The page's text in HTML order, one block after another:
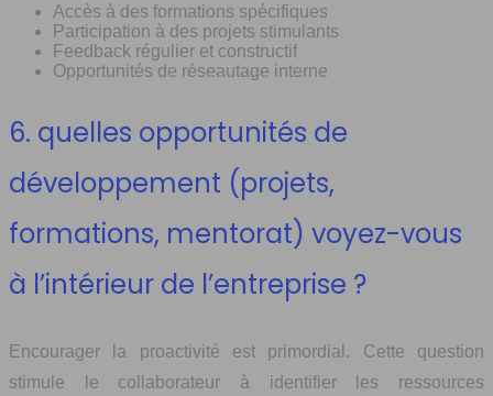
Accès à des formations spécifiques
Participation à des projets stimulants
Feedback régulier et constructif
Opportunités de réseautage interne
6. quelles opportunités de
développement (projets,
formations, mentorat) voyez-vous
à l’intérieur de l’entreprise ?
Encourager la proactivité est primordial. Cette question
stimule le collaborateur à identifier les ressources